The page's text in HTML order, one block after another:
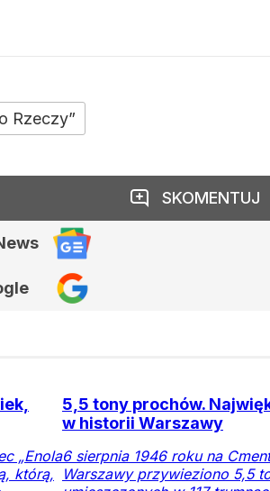
Rzeczy”
SKOMENTUJ
„Enola
którą,
5,5 tony prochów.
w historii Warszawy
6 sierpnia 1946 roku na
Warszawy przywieziono 5,5